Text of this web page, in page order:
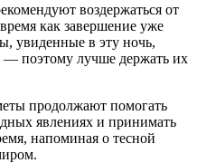
воздержаться от
как завершение уже
увиденные в эту ночь,
— поэтому лучше держать их
продолжают помогать
явлениях и принимать
напоминая о тесной